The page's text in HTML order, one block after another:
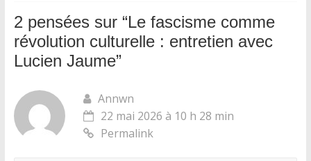
2 pensées sur “Le fascisme comme
révolution culturelle : entretien avec
Lucien Jaume”
Annwn
22 mai 2026 à 10 h 28 min
Permalink